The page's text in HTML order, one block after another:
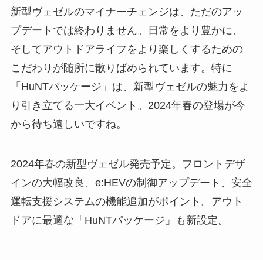
新型ヴェゼルのマイナーチェンジは、ただのアッ
プデートでは終わりません。日常をより豊かに、
そしてアウトドアライフをより楽しくするための
こだわりが随所に散りばめられています。特に
「HuNTパッケージ」は、新型ヴェゼルの魅力をよ
り引き立てる一大イベント。2024年春の登場が今
から待ち遠しいですね。
2024年春の新型ヴェゼル発売予定。フロントデザ
インの大幅改良、e:HEVの制御アップデート、安全
運転支援システムの機能追加がポイント。アウト
ドアに最適な「HuNTパッケージ」も新設定。